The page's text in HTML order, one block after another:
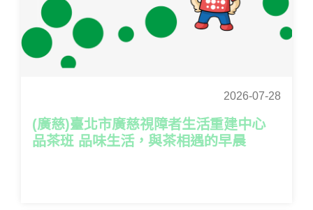
2026-07-28
(廣慈)臺北市廣慈視障者生活重建中心
品茶班 品味生活，與茶相遇的早晨